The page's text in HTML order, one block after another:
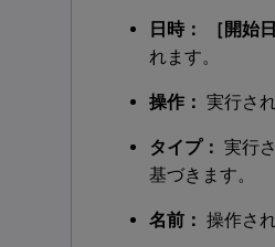
日時： ［開始日
れます。
操作： 実行さ
タイプ： 実行
基づきます。
名前： 操作さ